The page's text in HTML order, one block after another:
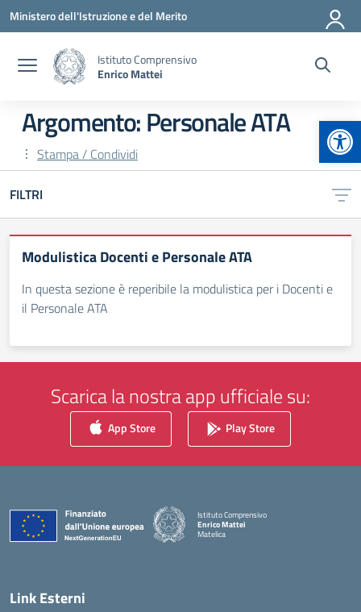
Vai ai contenuti
Vai al menu di navigazione
Vai al footer
Ministero dell'Istruzione e del Merito
Istituto Comprensivo
Enrico Mattei
Argomento: Personale ATA
Stampa / Condividi
FILTRI
Modulistica Docenti e Personale ATA
In questa sezione è reperibile la modulistica per i Docenti e
il Personale ATA
Scarica la nostra app ufficiale su:
App Store Play Store
Istituto Comprensivo
Enrico Mattei
Matelica
Link Esterni